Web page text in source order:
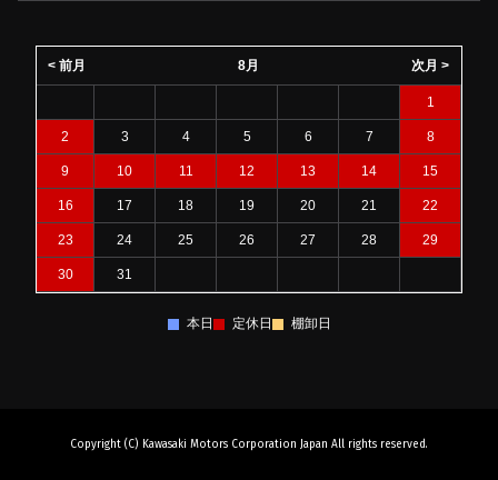
8月
< 前月 次月 >
1
2 3 4 5 6 7 8
9 10 11 12 13 14 15
16 17 18 19 20 21 22
23 24 25 26 27 28 29
30 31
本日 定休日 棚卸日
Copyright (C) Kawasaki Motors Corporation Japan All rights reserved.